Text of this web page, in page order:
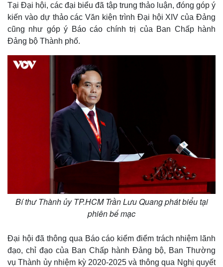
Cuộc sống đó đây
Video
Ảnh
E-Magazine
Infographic
Tại Đại hội, các đại biểu đã tập trung thảo luận, đóng góp ý
kiến vào dự thảo các Văn kiện trình Đại hội XIV của Đảng
cũng như góp ý Báo cáo chính trị của Ban Chấp hành
Đảng bộ Thành phố.
Bí thư Thành ủy TP.HCM Trần Lưu Quang phát biểu tại
phiên bế mạc
Đại hội đã thông qua Báo cáo kiểm điểm trách nhiệm lãnh
đạo, chỉ đạo của Ban Chấp hành Đảng bộ, Ban Thường
vụ Thành ủy nhiệm kỳ 2020-2025 và thông qua Nghị quyết